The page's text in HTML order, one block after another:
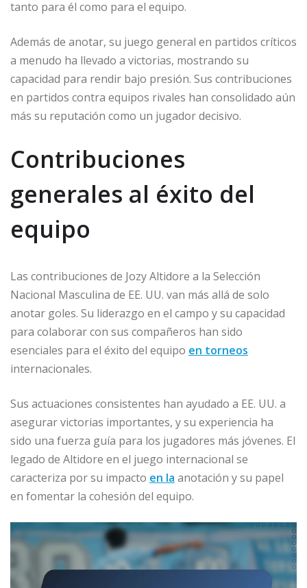
tanto para él como para el equipo.
Además de anotar, su juego general en partidos críticos
a menudo ha llevado a victorias, mostrando su
capacidad para rendir bajo presión. Sus contribuciones
en partidos contra equipos rivales han consolidado aún
más su reputación como un jugador decisivo.
Contribuciones
generales al éxito del
equipo
Las contribuciones de Jozy Altidore a la Selección
Nacional Masculina de EE. UU. van más allá de solo
anotar goles. Su liderazgo en el campo y su capacidad
para colaborar con sus compañeros han sido
esenciales para el éxito del equipo en torneos
internacionales.
Sus actuaciones consistentes han ayudado a EE. UU. a
asegurar victorias importantes, y su experiencia ha
sido una fuerza guía para los jugadores más jóvenes. El
legado de Altidore en el juego internacional se
caracteriza por su impacto en la anotación y su papel
en fomentar la cohesión del equipo.